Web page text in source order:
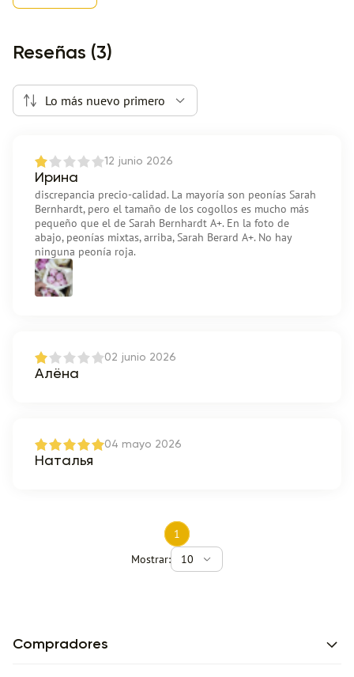
Reseñas (3)
Lo más nuevo primero
12 junio 2026
Ирина
discrepancia precio-calidad. La mayoría son peonías Sarah
Bernhardt, pero el tamaño de los cogollos es mucho más
pequeño que el de Sarah Bernhardt A+. En la foto de
abajo, peonías mixtas, arriba, Sarah Berard A+. No hay
ninguna peonía roja.
02 junio 2026
Алёна
04 mayo 2026
Наталья
1
Mostrar:
10
Compradores